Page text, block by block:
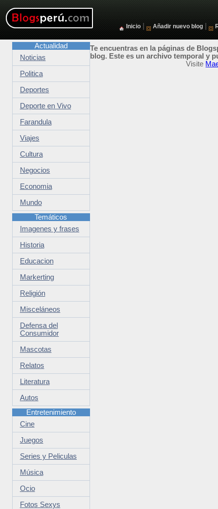
Inicio Añadir nuevo blog
Te encuentras en la páginas de
blog. Este es un archivo temporal y
Visite
Actualidad
Noticias
Politica
Deportes
Deporte en Vivo
Farandula
Viajes
Cultura
Negocios
Economia
Mundo
Temáticos
Imagenes y frases
Historia
Educacion
Markerting
Religión
Misceláneos
Defensa del
Consumidor
Mascotas
Relatos
Literatura
Autos
Entretenimiento
Cine
Juegos
Series y Peliculas
Música
Ocio
Fotos Sexys